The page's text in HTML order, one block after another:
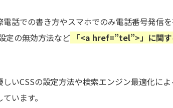
話での書き方やスマホでのみ電話番号発信
定の無効方法など 「<a href=”tel”>」に関
いCSSの設定方法や検索エンジン最適化に
います。